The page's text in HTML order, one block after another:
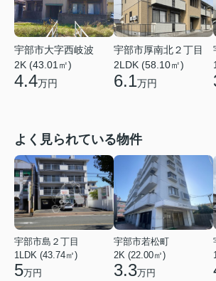
宇部市大字西岐波
2K (43.01㎡)
4.4万円
宇部市厚南北２丁目
2LDK (58.10㎡)
6.1万円
よく見られている物件
宇部市島２丁目
1LDK (43.74㎡)
5万円
宇部市若松町
2K (22.00㎡)
3.3万円